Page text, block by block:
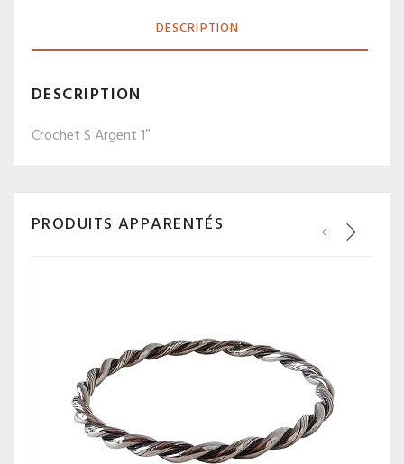
DESCRIPTION
DESCRIPTION
Crochet S Argent 1″
PRODUITS APPARENTÉS